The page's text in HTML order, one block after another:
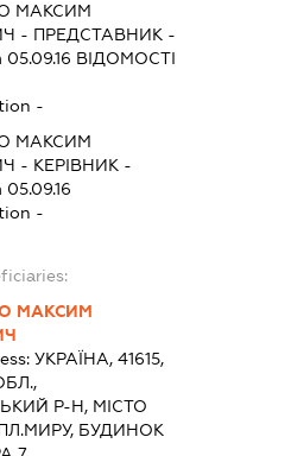
МАКСИМ
- ПРЕДСТАВНИК -
ВІДОМОСТІ
-
МАКСИМ
- КЕРІВНИК -
-
МАКСИМ
УКРАЇНА, 41615,
Р-Н, МІСТО
БУДИНОК